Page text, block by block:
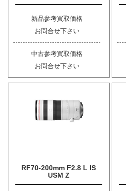
新品参考買取価格
お問合せ下さい
中古参考買取価格
お問合せ下さい
RF70-200mm F2.8 L IS
USM Z